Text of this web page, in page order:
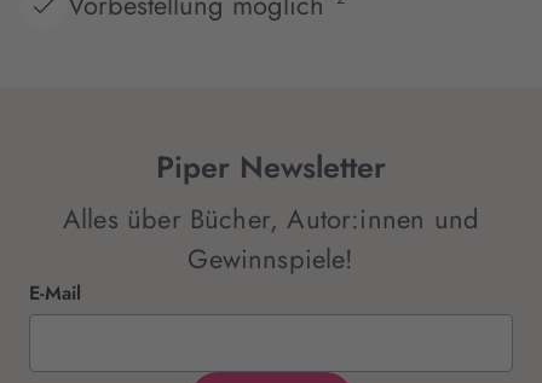
Piper Newsletter
Alles über Bücher, Autor:innen und
Gewinnspiele!
E-Mail